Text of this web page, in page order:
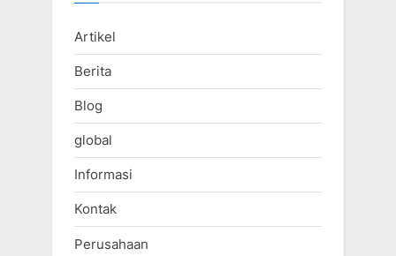
Artikel
Berita
Blog
global
Informasi
Kontak
Perusahaan